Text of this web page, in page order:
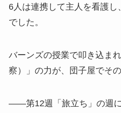
6人は連携して主人を看護
でした。
バーンズの授業で叩き込ま
察）」の力が、団子屋でその
——第12週「旅立ち」の週